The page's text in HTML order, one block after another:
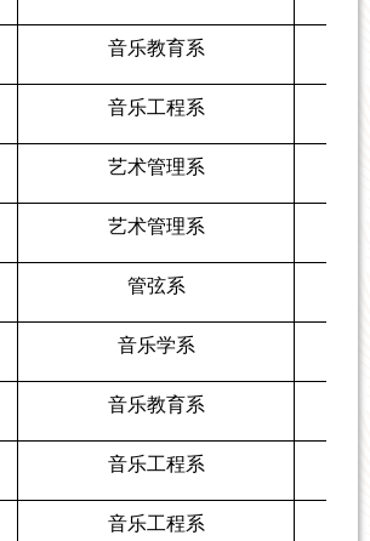
音乐教育系
音乐工程系
艺术管理系
艺术管理系
管弦系
音乐学系
音乐教育系
音乐工程系
音乐工程系